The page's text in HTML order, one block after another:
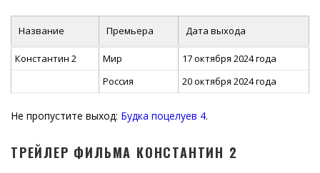
Название Премьера Дата выхода
Константин 2 Мир
17 октября 2024 года
Россия
20 октября 2024 года
Не пропустите выход: Будка поцелуев 4.
ТРЕЙЛЕР ФИЛЬМА КОНСТАНТИН 2